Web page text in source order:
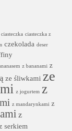
ciasteczka ciasteczka z
czekolada deser
z bananami z
ze śliwkami ze
z jogurtem z
z mandarynkami z
z
serkiem